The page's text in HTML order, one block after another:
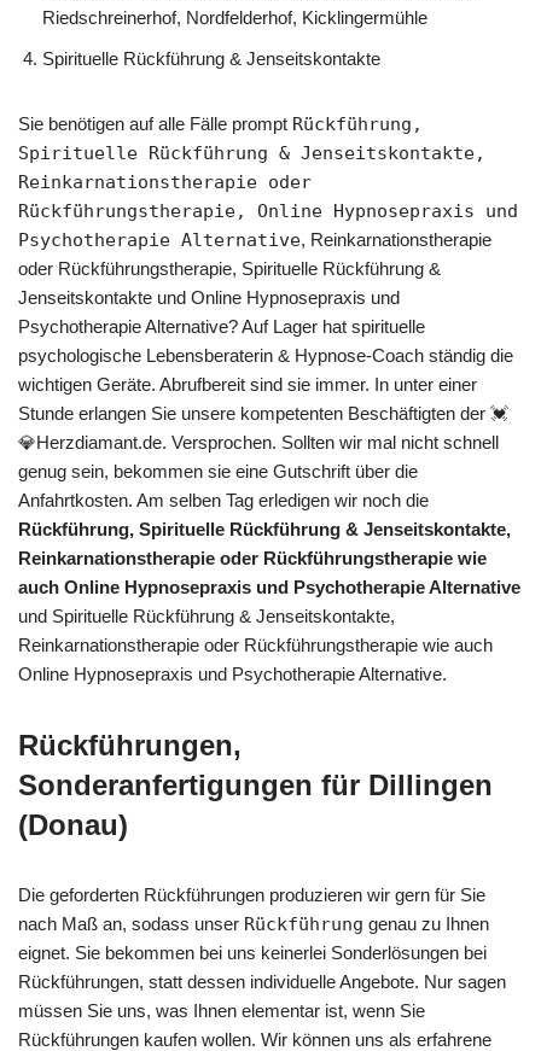
Riedschreinerhof, Nordfelderhof, Kicklingermühle
Spirituelle Rückführung & Jenseitskontakte
Sie benötigen auf alle Fälle prompt Rückführung,
Spirituelle Rückführung & Jenseitskontakte,
Reinkarnationstherapie oder
Rückführungstherapie, Online Hypnosepraxis und
Psychotherapie Alternative, Reinkarnationstherapie
oder Rückführungstherapie, Spirituelle Rückführung &
Jenseitskontakte und Online Hypnosepraxis und
Psychotherapie Alternative? Auf Lager hat spirituelle
psychologische Lebensberaterin & Hypnose-Coach ständig die
wichtigen Geräte. Abrufbereit sind sie immer. In unter einer
Stunde erlangen Sie unsere kompetenten Beschäftigten der 💓️
💎Herzdiamant.de. Versprochen. Sollten wir mal nicht schnell
genug sein, bekommen sie eine Gutschrift über die
Anfahrtkosten. Am selben Tag erledigen wir noch die
Rückführung, Spirituelle Rückführung & Jenseitskontakte,
Reinkarnationstherapie oder Rückführungstherapie wie
auch Online Hypnosepraxis und Psychotherapie Alternative
und Spirituelle Rückführung & Jenseitskontakte,
Reinkarnationstherapie oder Rückführungstherapie wie auch
Online Hypnosepraxis und Psychotherapie Alternative.
Rückführungen,
Sonderanfertigungen für Dillingen
(Donau)
Die geforderten Rückführungen produzieren wir gern für Sie
nach Maß an, sodass unser Rückführung genau zu Ihnen
eignet. Sie bekommen bei uns keinerlei Sonderlösungen bei
Rückführungen, statt dessen individuelle Angebote. Nur sagen
müssen Sie uns, was Ihnen elementar ist, wenn Sie
Rückführungen kaufen wollen. Wir können uns als erfahrene